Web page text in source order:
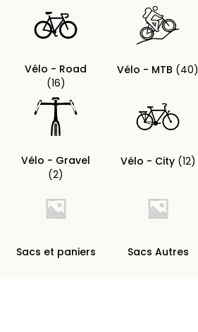
Vélo - Road
(16)
Vélo - MTB (40)
Vélo - Gravel
(2)
Vélo - City (12)
Sacs et paniers Sacs Autres